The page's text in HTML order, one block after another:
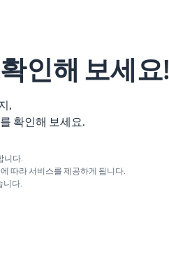
인해 보세요!
,
확인해 보세요.
니다.
따라 서비스를 제공하게 됩니다.
니다.